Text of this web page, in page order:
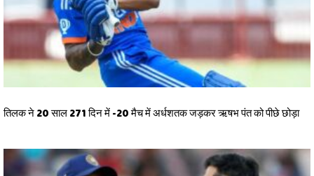
तिलक ने 20 साल 271 दिन में -20 मैच में अर्धशतक जड़कर ऋषभ पंत को पीछे छोड़ा